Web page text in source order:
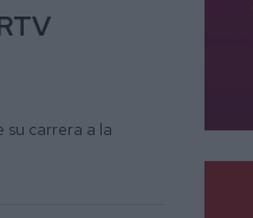
su carrera a la